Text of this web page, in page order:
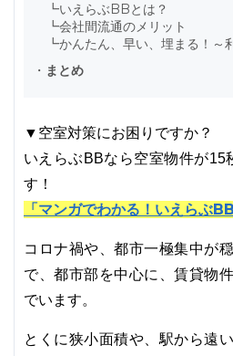
┗いえらぶBBとは？
┗会社間流通のメリット
┗かんたん、早い、埋まる！～
・ まとめ
▼空室対策にお困りですか？
いえらぶBBなら空室物件が15
す！
「マンガでわかる！いえらぶ
コロナ禍や、都市一極集中が
で、都市部を中心に、賃貸物
でいます。
とくに狭小面積や、駅から遠